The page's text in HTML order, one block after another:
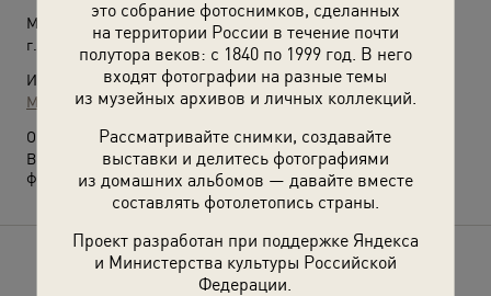
это собрание фотоснимков, сделанных
на территории России в течение почти
полутора веков: с 1840 по 1999 год. В него
входят фотографии на разные темы
из музейных архивов и личных коллекций.
Рассматривайте снимки, создавайте
выставки и делитесь фотографиями
из домашних альбомов — давайте вместе
составлять фотолетопись страны.
Проект разработан при поддержке Яндекса
и Министерства культуры Российской
Федерации.
Место съемки:
г. Ленинград
Источники:
МАММ / МДФ
О фотографии:
Выставка
«20 лучших фотографий Евгения Халдея»с этой
фотографией.
Расскажите друзьям об этом фото